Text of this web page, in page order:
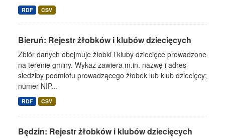
RDF CSV
Bieruń: Rejestr żłobków i klubów dziecięcych
Zbiór danych obejmuje żłobki i kluby dziecięce prowadzone
na terenie gminy. Wykaz zawiera m.in. nazwę i adres
siedziby podmiotu prowadzącego żłobek lub klub dziecięcy;
numer NIP...
RDF CSV
Będzin: Rejestr żłobków i klubów dziecięcych